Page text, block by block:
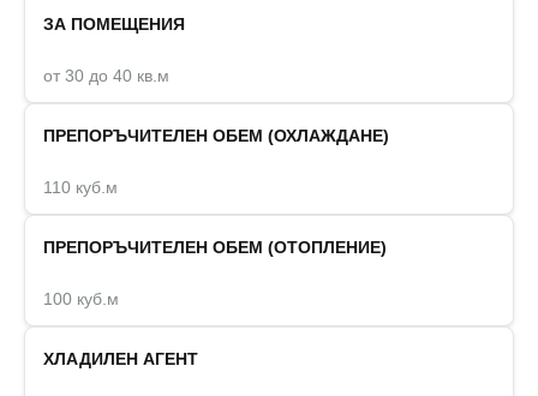
ЗА ПОМЕЩЕНИЯ
от 30 до 40 кв.м
ПРЕПОРЪЧИТЕЛЕН ОБЕМ (ОХЛАЖДАНЕ)
110 куб.м
ПРЕПОРЪЧИТЕЛЕН ОБЕМ (ОТОПЛЕНИЕ)
100 куб.м
ХЛАДИЛЕН АГЕНТ